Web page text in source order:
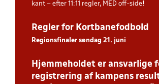
kant – efter 11:11 regler, MED off-side!
Regler for Kortbanefodbold
Regionsfinaler søndag 21. juni
Hjemmeholdet er ansvarlige
registrering af kampens